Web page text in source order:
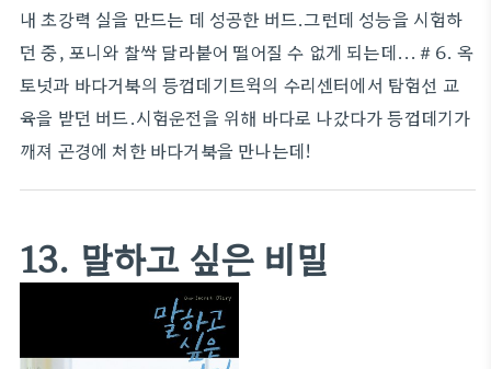
내 초강력 실을 만드는 데 성공한 버드.그런데 성능을 시험하
던 중, 포니와 찰싹 달라붙어 떨어질 수 없게 되는데...＃6. 옥
토넛과 바다거북의 등껍데기트윅의 수리센터에서 탐험선 교
육을 받던 버드.시험운전을 위해 바다로 나갔다가 등껍데기가
깨져 곤경에 처한 바다거북을 만나는데!
13. 말하고 싶은 비밀